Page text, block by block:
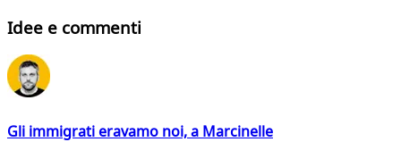
Idee e commenti
Gli immigrati eravamo noi, a Marcinelle